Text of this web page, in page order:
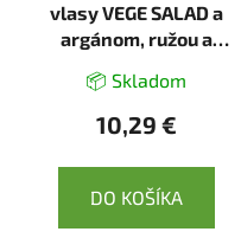
vlasy VEGE SALAD a
argánom, ružou a
NATURE OF AGIVA
📦 Skladom
10,29 €
DO KOŠÍKA